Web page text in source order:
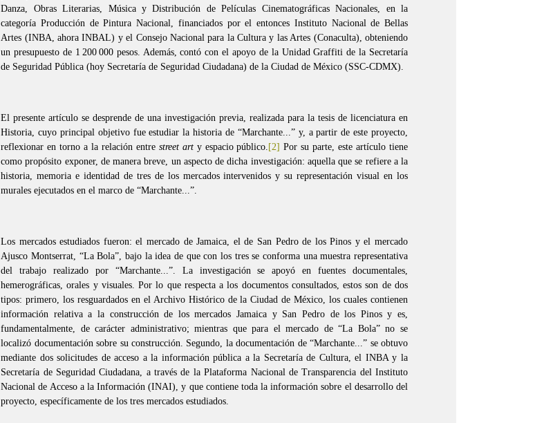
Danza, Obras Literarias, Música y Distribución de Películas Cinematográficas Nacionales, en la
categoría Producción de Pintura Nacional, financiados por el entonces Instituto Nacional de Bellas
Artes (INBA, ahora INBAL) y el Consejo Nacional para la Cultura y las Artes (Conaculta), obteniendo
un presupuesto de 1 200 000 pesos. Además, contó con el apoyo de la Unidad Graffiti de la Secretaría
de Seguridad Pública (hoy Secretaría de Seguridad Ciudadana) de la Ciudad de México (SSC-CDMX).
El presente artículo se desprende de una investigación previa, realizada para la tesis de licenciatura en
Historia, cuyo principal objetivo fue estudiar la historia de “Marchante...” y, a partir de este proyecto,
reflexionar en torno a la relación entre street arty espacio público. [2] Por su parte, este artículo tiene
como propósito exponer, de manera breve, un aspecto de dicha investigación: aquella que se refiere a la
historia, memoria e identidad de tres de los mercados intervenidos y su representación visual en los
murales ejecutados en el marco de “Marchante...”.
Los mercados estudiados fueron: el mercado de Jamaica, el de San Pedro de los Pinos y el mercado
Ajusco Montserrat, “La Bola”, bajo la idea de que con los tres se conforma una muestra representativa
del trabajo realizado por “Marchante...”. La investigación se apoyó en fuentes documentales,
hemerográficas, orales y visuales. Por lo que respecta a los documentos consultados, estos son de dos
tipos: primero, los resguardados en el Archivo Histórico de la Ciudad de México, los cuales contienen
información relativa a la construcción de los mercados Jamaica y San Pedro de los Pinos y es,
fundamentalmente, de carácter administrativo; mientras que para el mercado de “La Bola” no se
localizó documentación sobre su construcción. Segundo, la documentación de“Marchante...” se obtuvo
mediante dos solicitudes de acceso a la información pública a la Secretaría de Cultura, el INBA y la
Secretaría de Seguridad Ciudadana, a través de la Plataforma Nacional de Transparencia del Instituto
Nacional de Acceso a la Información (INAI), y que contiene toda la información sobre el desarrollo del
proyecto, específicamente de los tres mercados estudiados.